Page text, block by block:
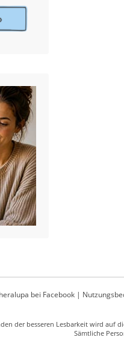
bei Facebook|
der besseren Lesbarkeit wird auf
Sämtliche